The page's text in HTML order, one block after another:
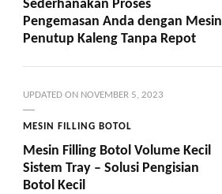
Pengemasan Anda dengan Mesin
Penutup Kaleng Tanpa Repot
UPDATED ON NOVEMBER 5, 2023
MESIN FILLING BOTOL
Mesin Filling Botol Volume Kecil
Sistem Tray – Solusi Pengisian
Botol Kecil